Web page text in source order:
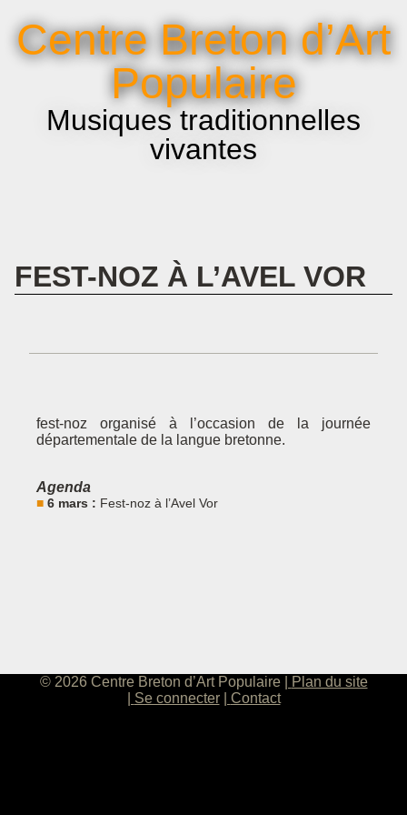
Centre Breton d’Art
Populaire
Musiques traditionnelles
vivantes
Infos pratiques
FEST-NOZ À L’AVEL VOR
fest-noz organisé à l’occasion de la journée
départementale de la langue bretonne.
Agenda
6 mars : Fest-noz à l’Avel Vor
© 2026 Centre Breton d’Art Populaire
Plan du site
Se connecter
Contact